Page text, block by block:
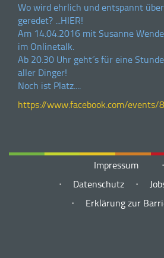
Wo wird ehrlich und entspannt
geredet? ...HIER!
Am 14.04.2016 mit Susanne
im Onlinetalk.
Ab 20.30 Uhr geht´s für eine
aller Dinger!
Noch ist Platz....
https://www.facebook.com/
Impressum
Datenschutz
Erklärung zur